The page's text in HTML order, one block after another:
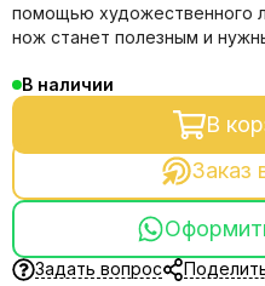
помощью художественного
нож станет полезным и
В наличии
В
Заказ
Задать вопрос